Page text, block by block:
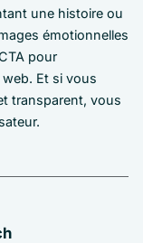
une histoire ou
émotionnelles
pour
Et si vous
transparent, vous